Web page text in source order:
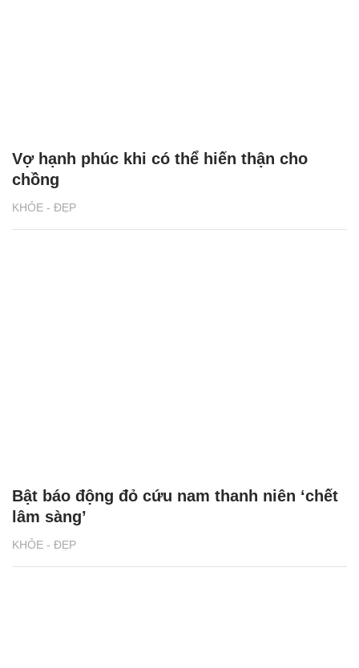
KHỎE - ĐẸP
Vợ hạnh phúc khi có thể hiến thận cho
chồng
KHỎE - ĐẸP
Bật báo động đỏ cứu nam thanh niên ‘chết
lâm sàng’